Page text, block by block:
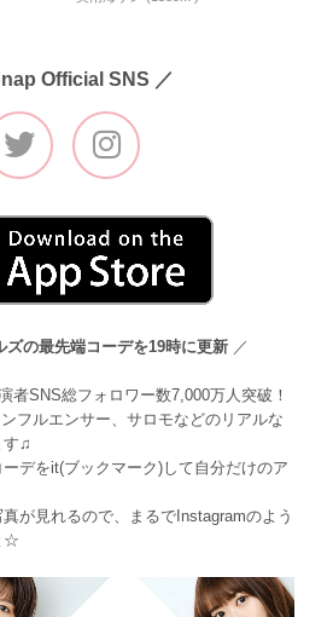
Official SNS ／
ズの最先端コーデを19時に更新 ／
者SNS総フォロワー数7,000万人突破！
フルエンサー、サロモなどのリアルな
す♫
デをit(ブックマーク)して自分だけのア
が見れるので、まるでInstagramのよう
☆